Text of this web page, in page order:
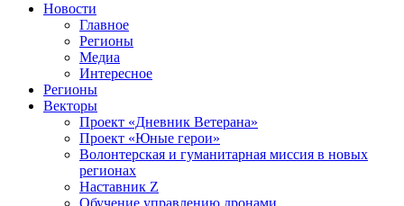
Новости
Главное
Регионы
Медиа
Интересное
Регионы
Векторы
Проект «Дневник Ветерана»
Проект «Юные герои»
Волонтерская и гуманитарная миссия в новых
регионах
Наставник Z
Обучение управлению дронами